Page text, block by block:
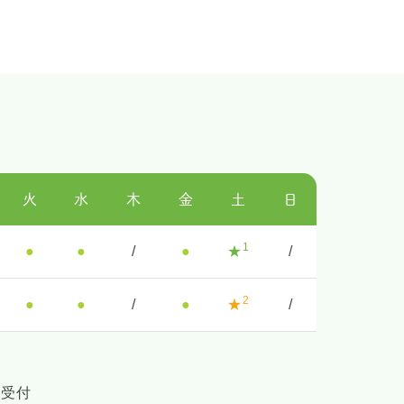
火 水 木 金 土 日
● ● / ● ★ 1 /
● ● / ● ★2 /
付